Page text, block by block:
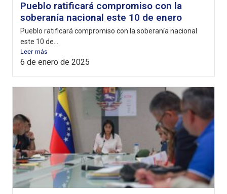
Pueblo ratificará compromiso con la
soberanía nacional este 10 de enero
Pueblo ratificará compromiso con la soberanía nacional
este 10 de...
Leer más
6 de enero de 2025